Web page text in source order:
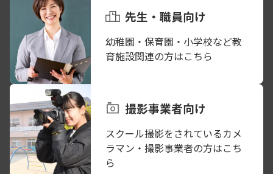
先生・職員向け
幼稚園・保育園・小学校など教
育施設関連の方はこちら
撮影事業者向け
スクール撮影をされているカメ
ラマン・撮影事業者の方はこち
ら